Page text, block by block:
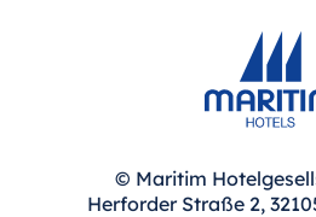
© Maritim
Herforder Straße 2,